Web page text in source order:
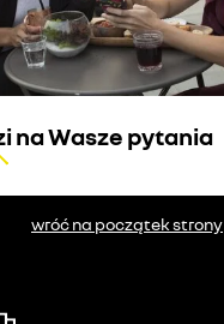
na Wasze pytania
wróć na początek strony